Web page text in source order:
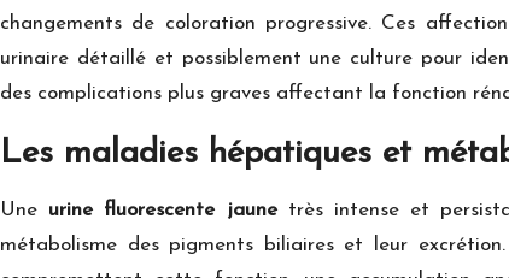
changements de coloration progressive. Ces
urinaire détaillé et possiblement une culture pour
des complications plus graves affectant la fonction
Les maladies hépatiques et
Une urine fluorescente jaunetrès intense et
métabolisme des pigments biliaires et leur